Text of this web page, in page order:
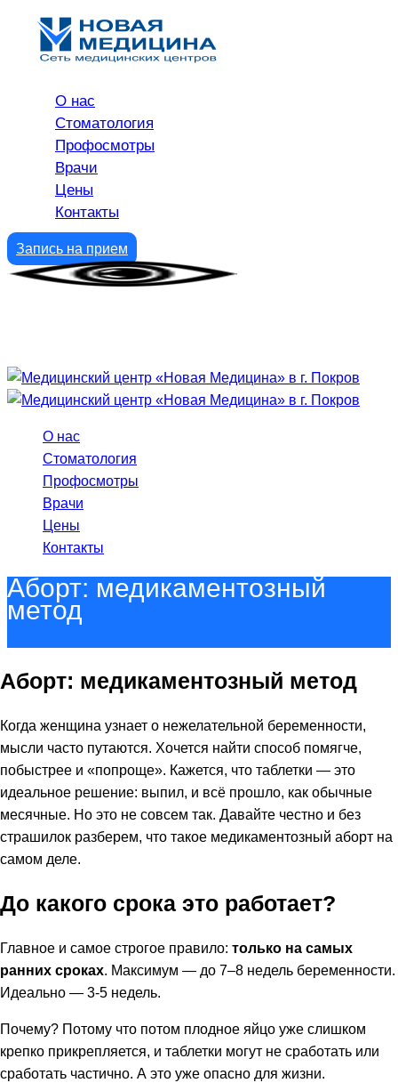
О нас
Стоматология
Профосмотры
Врачи
Цены
Контакты
Запись на прием
О нас
Стоматология
Профосмотры
Врачи
Цены
Контакты
Аборт: медикаментозный
метод
Аборт: медикаментозный метод
Когда женщина узнает о нежелательной беременности,
мысли часто путаются. Хочется найти способ помягче,
побыстрее и «попроще». Кажется, что таблетки — это
идеальное решение: выпил, и всё прошло, как обычные
месячные. Но это не совсем так. Давайте честно и без
страшилок разберем, что такое медикаментозный аборт на
самом деле.
До какого срока это работает?
Главное и самое строгое правило: только на самых
ранних сроках. Максимум — до 7–8 недель беременности.
Идеально — 3-5 недель.
Почему? Потому что потом плодное яйцо уже слишком
крепко прикрепляется, и таблетки могут не сработать или
сработать частично. А это уже опасно для жизни.